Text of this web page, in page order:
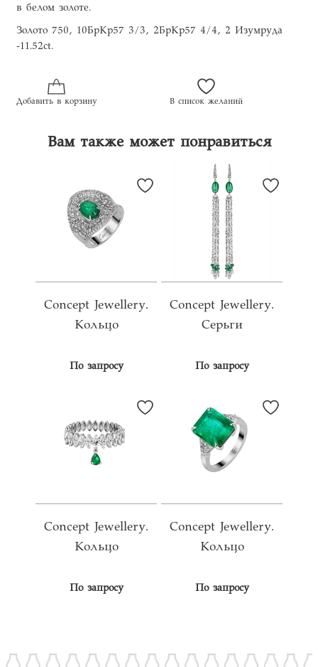
в белом золоте.
Золото 750, 10БрКр57 3/3, 2БрКр57 4/4, 2 Изумруда
-11.52ct.
Добавить в корзину В список желаний
Вам также может понравиться
Concept Jewellery.
Кольцо
По запросу
Concept Jewellery.
Серьги
По запросу
Concept Jewellery.
Кольцо
По запросу
Concept Jewellery.
Кольцо
По запросу